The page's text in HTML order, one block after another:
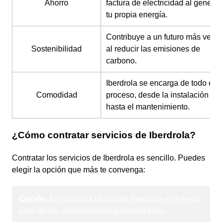
Ahorro
factura de electricidad al generar
tu propia energía.
Sostenibilidad
Contribuye a un futuro más verde
al reducir las emisiones de
carbono.
Comodidad
Iberdrola se encarga de todo el
proceso, desde la instalación
hasta el mantenimiento.
¿Cómo contratar servicios de Iberdrola?
Contratar los servicios de Iberdrola es sencillo. Puedes
elegir la opción que más te convenga: